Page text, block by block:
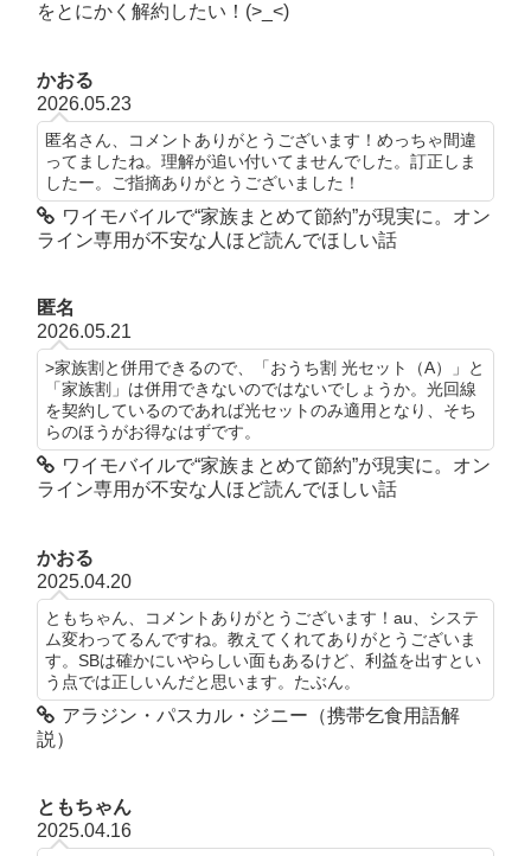
をとにかく解約したい！(>_<)
かおる
2026.05.23
匿名さん、コメントありがとうございます！めっちゃ間違
ってましたね。理解が追い付いてませんでした。訂正しま
したー。ご指摘ありがとうございました！
ワイモバイルで“家族まとめて節約”が現実に。オン
ライン専用が不安な人ほど読んでほしい話
匿名
2026.05.21
>家族割と併用できるので、「おうち割 光セット（A）」と
「家族割」は併用できないのではないでしょうか。光回線
を契約しているのであれば光セットのみ適用となり、そち
らのほうがお得なはずです。
ワイモバイルで“家族まとめて節約”が現実に。オン
ライン専用が不安な人ほど読んでほしい話
かおる
2025.04.20
ともちゃん、コメントありがとうございます！au、システ
ム変わってるんですね。教えてくれてありがとうございま
す。SBは確かにいやらしい面もあるけど、利益を出すとい
う点では正しいんだと思います。たぶん。
アラジン・パスカル・ジニー（携帯乞食用語解
説）
ともちゃん
2025.04.16